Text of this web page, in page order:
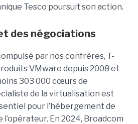
Tesco poursuit son action.
des négociations
par nos confrères, T-
VMware depuis 2008 et
303 000 cœurs de
de la virtualisation est
pour l’hébergement de
En 2024, Broadcom